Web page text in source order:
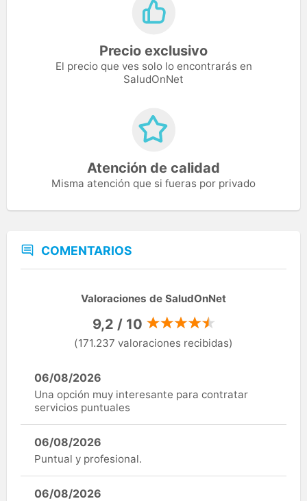
Precio exclusivo
El precio que ves solo lo encontrarás en
SaludOnNet
Atención de calidad
Misma atención que si fueras por privado
COMENTARIOS
Valoraciones de SaludOnNet
9,2 / 10
(171.237 valoraciones recibidas)
06/08/2026
Una opción muy interesante para contratar
servicios puntuales
06/08/2026
Puntual y profesional.
06/08/2026